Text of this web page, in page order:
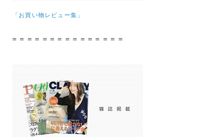
「お買い物レビュー集」
= = = = = = = = = = = = = = =